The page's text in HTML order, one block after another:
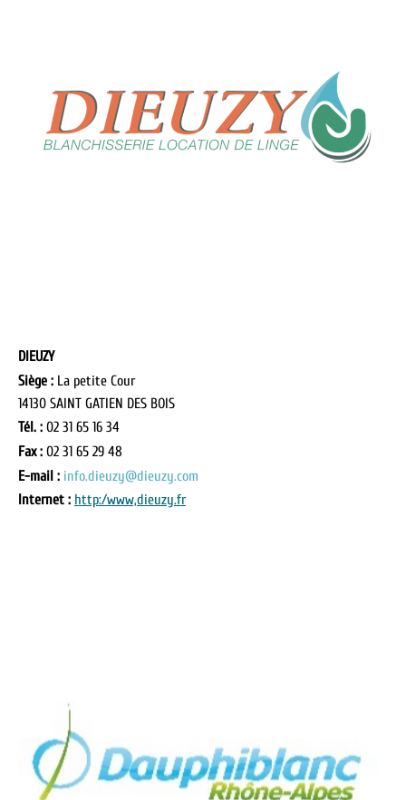
DIEUZY
Siège : La petite Cour
14130 SAINT GATIEN DES BOIS
Tél. : 02 31 65 16 34
Fax : 02 31 65 29 48
E-mail : info.dieuzy@dieuzy.com
Internet : http:/www,dieuzy.fr